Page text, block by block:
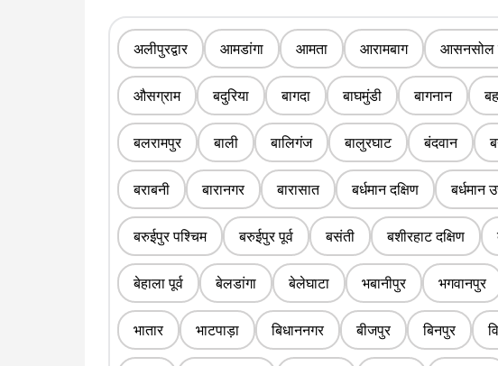
अलीपुरद्वार आमडांगा आमता आरामबाग आसनसोल
औसग्राम बदुरिया बागदा बाघमुंडी बागनान
बलरामपुर बाली बालिगंज बालुरघाट बंदवान
बराबनी बारानगर बारासात बर्धमान दक्षिण बर्धमान
बरुईपुर पश्चिम बरुईपुर पूर्व बसंती बशीरहाट दक्षिण
बेहाला पूर्व बेलडांगा बेलेघाटा भबानीपुर भगवानपुर
भातार भाटपाड़ा बिधाननगर बीजपुर बिनपुर